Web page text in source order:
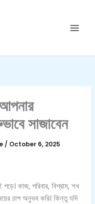
সাজাবেন
/ October 6, 2025
কাজ, পরিবার, বিশ্রাম, শখ
চাপ অনুভব করি। কিন্তু যদি